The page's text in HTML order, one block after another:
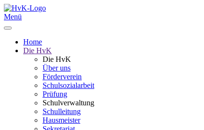
Menü
Home
Die HvK
Die HvK
Über uns
Förderverein
Schulsozialarbeit
Prüfung
Schulverwaltung
Schulleitung
Hausmeister